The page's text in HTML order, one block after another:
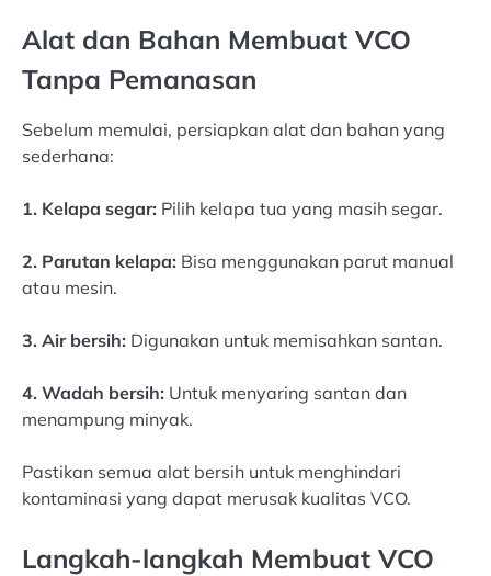
Alat dan Bahan Membuat VCO
Tanpa Pemanasan
Sebelum memulai, persiapkan alat dan bahan yang
sederhana:
1. Kelapa segar: Pilih kelapa tua yang masih segar.
2. Parutan kelapa: Bisa menggunakan parut manual
atau mesin.
3. Air bersih: Digunakan untuk memisahkan santan.
4. Wadah bersih: Untuk menyaring santan dan
menampung minyak.
Pastikan semua alat bersih untuk menghindari
kontaminasi yang dapat merusak kualitas VCO.
Langkah-langkah Membuat VCO